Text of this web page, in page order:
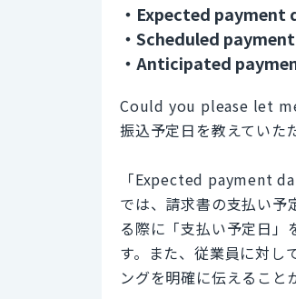
・Expected payment
・Scheduled
・Anticipated
Could you please let
振込予定日を教えていた
「Expected payment
では、請求書の支払い予
る際に「支払い予定日」
す。また、従業員に対し
ングを明確に伝えること